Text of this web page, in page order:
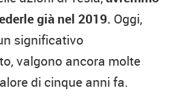
già nel 2019. Oggi,
significativo
valgono ancora molte
di cinque anni fa.